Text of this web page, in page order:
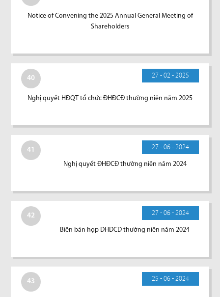
Notice of Convening the 2025 Annual General Meeting of
Shareholders
40 27 - 02 - 2025
Nghị quyết HĐQT tổ chức ĐHĐCĐ thường niên năm 2025
41 27 - 06 - 2024
Nghị quyết ĐHĐCĐ thường niên năm 2024
42 27 - 06 - 2024
Biên bản họp ĐHĐCĐ thường niên năm 2024
43 25 - 06 - 2024